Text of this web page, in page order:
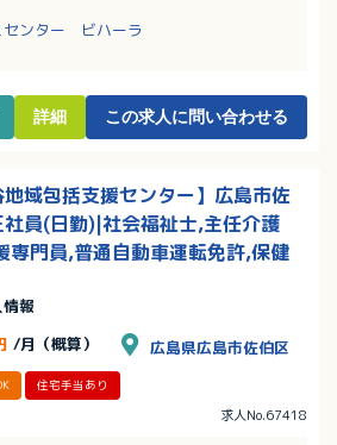
賞与年2回で待遇面も安心！
備でマイカー通勤可！
センター ビハーラ
詳細 この求人に問い合わせる
地域包括支援センター】広島市佐
員(日勤)|社会福祉士,主任介護
専門員,普通自動車運転免許,保健
報
/月（概算） 広島県広島市佐伯区
住宅手当あり
求人No.67418